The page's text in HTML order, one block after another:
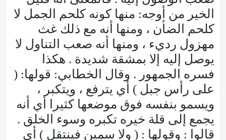
الخير من أوجه: منها كونه كلحم الجمل لا
كلحم الضأن ، ومنها أنه مع ذلك غث
مهزول رديء ، ومنها أنه صعب التناول لا
يوصل إليه إلا بمشقة شديدة . هكذا
فسره الجمهور . وقال الخطابي: قولها: (
على رأس جبل ) أي يترفع ، ويتكبر ،
ويسمو بنفسه فوق موضعها كثيرا أي أنه
يجمع إلى قلة خيره تكبره وسوء الخلق .
قالوا : وقولها : ( ولا سمين فينتقل ) أي